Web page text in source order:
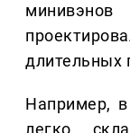
длительных
Например,
легко